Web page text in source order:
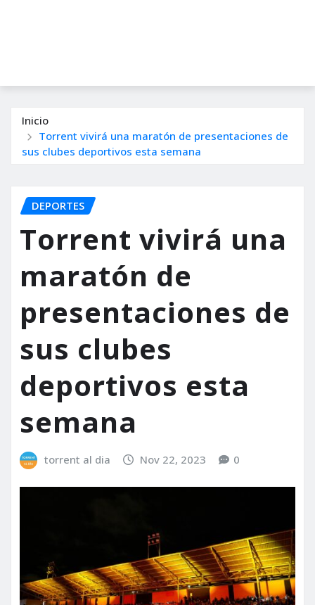
Inicio
Torrent vivirá una maratón de presentaciones de
sus clubes deportivos esta semana
DEPORTES
Torrent vivirá una
maratón de
presentaciones de
sus clubes
deportivos esta
semana
torrent al dia Nov 22, 2023 0